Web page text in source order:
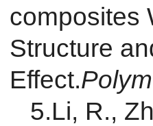
composites
Structure
Effect.
5.Li, R.,